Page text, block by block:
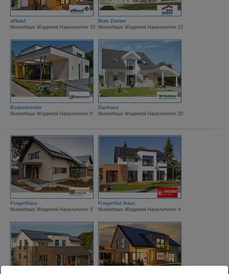
allkauf
Musterhaus Wuppertal Hausnummer 15
Bien Zenker
Musterhaus Wuppertal Hausnummer 12
Büdenbender
Musterhaus Wuppertal Hausnummer 8
Danhaus
Musterhaus Wuppertal Hausnummer 20
FingerHaus
Musterhaus Wuppertal Hausnummer 3
FingerHut Haus
Musterhaus Wuppertal Hausnummer 4